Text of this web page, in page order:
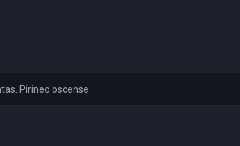
Pirineo oscense